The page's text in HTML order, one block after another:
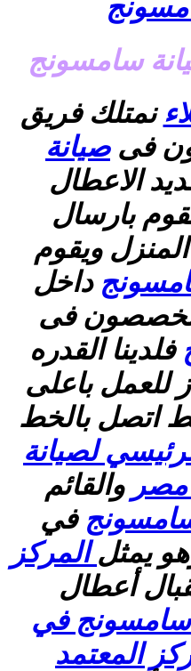
سامسونج
نمتلك فريق
فىصيانة
الاعطال
بارسال
ويقوم
داخل
متخصصون فى
فلدينا القدره
للعمل باعلى
اتصل بالخط
لصيانة
والقائم
في
يمثلالمركز
أعطال
سامسونج في
المعتمد